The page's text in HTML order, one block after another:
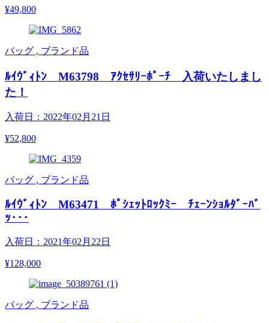
¥49,800
バッグ , ブランド品
ﾙｲｳﾞｨﾄﾝ M63798 ｱｸｾｻﾘｰﾎﾟｰﾁ 入荷いたしまし
た！
入荷日：2022年02月21日
¥52,800
バッグ , ブランド品
ﾙｲｳﾞｨﾄﾝ M63471 ﾎﾟｼｪｯﾄﾛｯｸﾐｰ ﾁｪｰﾝｼｮﾙﾀﾞｰﾊﾞ
ｯ･･･
入荷日：2021年02月22日
¥128,000
バッグ , ブランド品